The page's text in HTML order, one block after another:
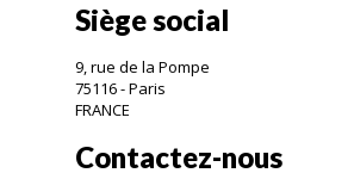
Siège social
9, rue de la Pompe
75116 - Paris
FRANCE
Contactez-nous